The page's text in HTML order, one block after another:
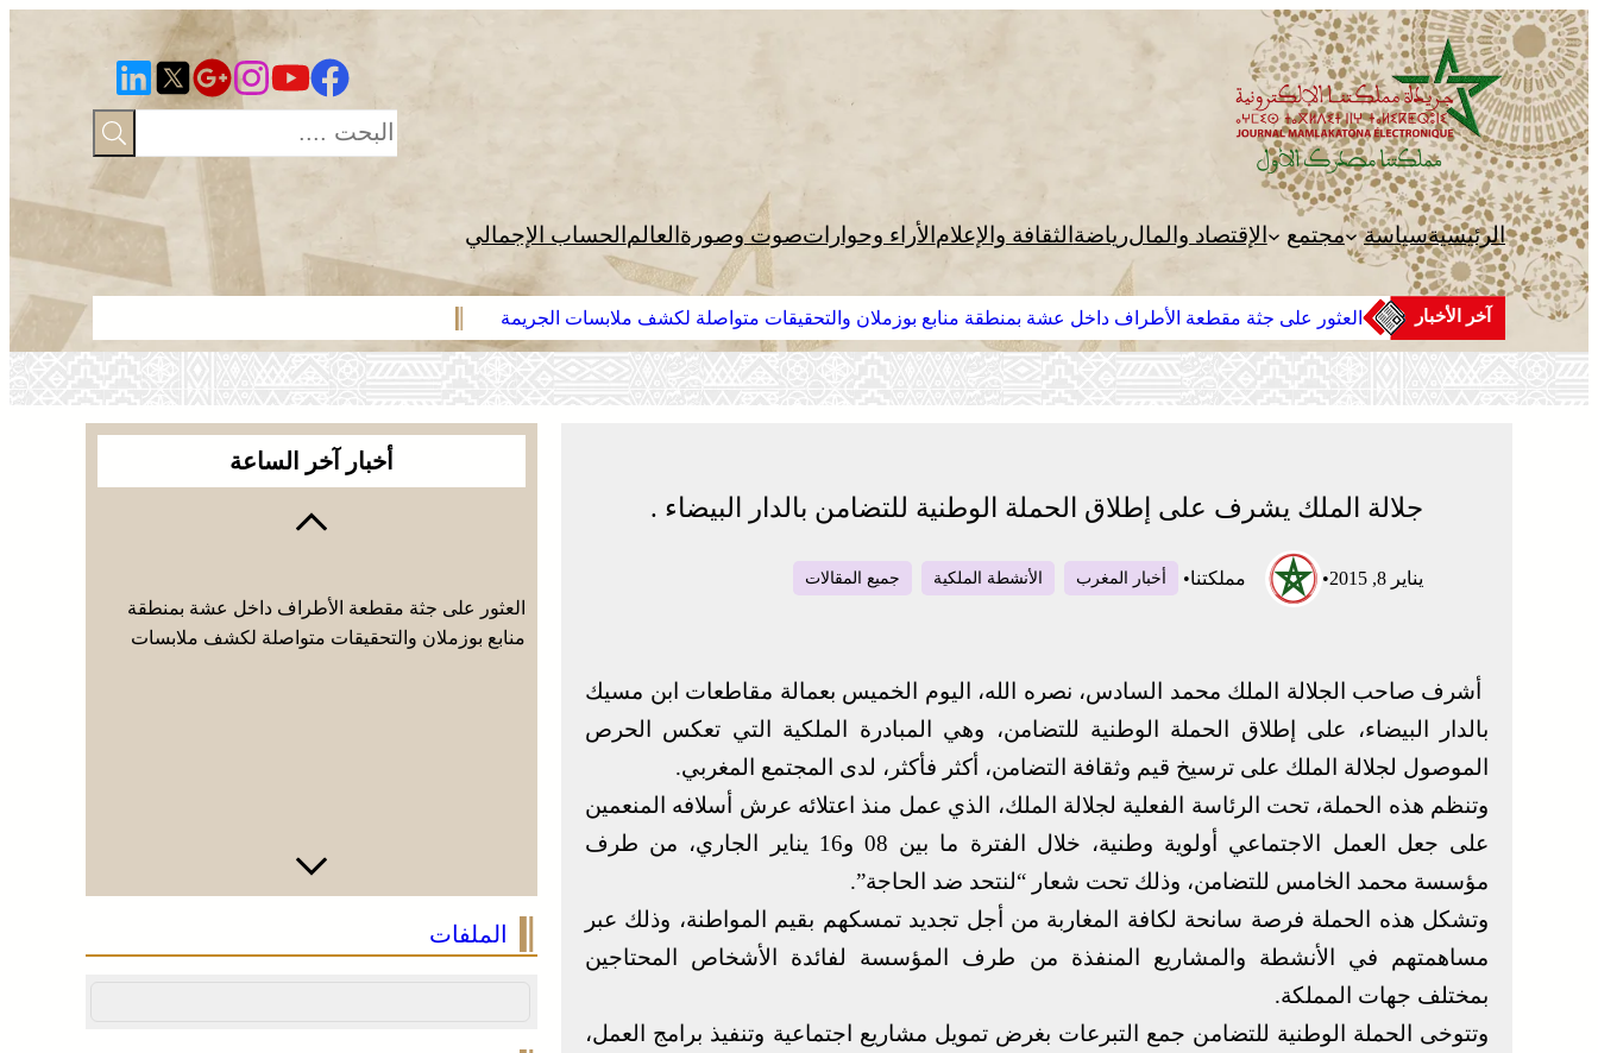
تخطى
إلى
المحتوى
الرئيسيةسياسة مجتمع الإقتصاد والمالرياضة الثقافة والإعلام الأراء وحواراتصوت وصورة العالم الحساب الإجمالي
آخر الأخبار العثور على جثة مقطعة الأطراف داخل عشة بمنطقة منابع بوزملان والتحقيقات متواصلة لكشف ملابسات الجريمة وجدة ..
جلالة الملك يشرف على إطلاق الحملة الوطنية للتضامن بالدار البيضاء .
يناير 8, 2015 • مملكتنا• أخبار المغرب الأنشطة الملكية جميع المقالات
أشرف صاحب الجلالة الملك محمد السادس، نصره الله، اليوم الخميس بعمالة مقاطعات ابن مسيك
بالدار البيضاء، على إطلاق الحملة الوطنية للتضامن، وهي المبادرة الملكية التي تعكس الحرص
الموصول لجلالة الملك على ترسيخ قيم وثقافة التضامن، أكثر فأكثر، لدى المجتمع المغربي.
وتنظم هذه الحملة، تحت الرئاسة الفعلية لجلالة الملك، الذي عمل منذ اعتلائه عرش أسلافه المنعمين
على جعل العمل الاجتماعي أولوية وطنية، خلال الفترة ما بين 08 و16 يناير الجاري، من طرف
مؤسسة محمد الخامس للتضامن، وذلك تحت شعار “لنتحد ضد الحاجة”.
وتشكل هذه الحملة فرصة سانحة لكافة المغاربة من أجل تجديد تمسكهم بقيم المواطنة، وذلك عبر
مساهمتهم في الأنشطة والمشاريع المنفذة من طرف المؤسسة لفائدة الأشخاص المحتاجين
بمختلف جهات المملكة.
وتتوخى الحملة الوطنية للتضامن جمع التبرعات بغرض تمويل مشاريع اجتماعية وتنفيذ برامج العمل،
أخبار آخر الساعة
العثور على جثة مقطعة الأطراف داخل عشة بمنطقة
منابع بوزملان والتحقيقات متواصلة لكشف ملابسات
الملفات